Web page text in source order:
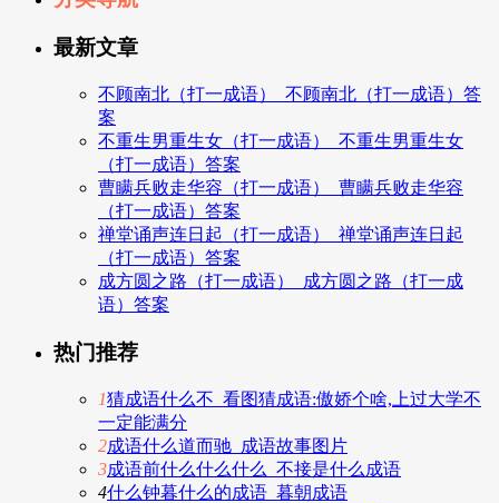
最新文章
不顾南北（打一成语）_不顾南北（打一成语）答
案
不重生男重生女（打一成语）_不重生男重生女
（打一成语）答案
曹瞒兵败走华容（打一成语）_曹瞒兵败走华容
（打一成语）答案
禅堂诵声连日起（打一成语）_禅堂诵声连日起
（打一成语）答案
成方圆之路（打一成语）_成方圆之路（打一成
语）答案
热门推荐
1猜成语什么不_看图猜成语:傲娇个啥,上过大学不
一定能满分
2成语什么道而驰_成语故事图片
3成语前什么什么什么_不接是什么成语
4什么钟暮什么的成语_暮朝成语